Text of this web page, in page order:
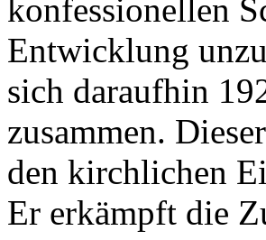
konfessionellen
Entwicklung
sich daraufhin
zusammen.
den kirchlichen
Er erkämpft die